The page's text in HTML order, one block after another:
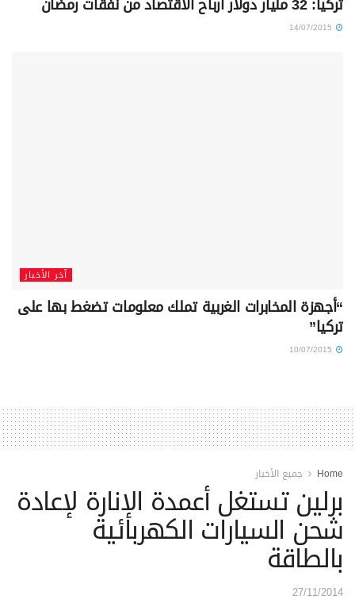
آخر الأخبار
“أجهزة المخابرات الغربية تملك معلومات تضغط بها على
تركيا”
Home جميع الأخبار
برلين تستغل أعمدة الإنارة لإعادة
شحن السيارات الكهربائية
بالطاقة
27/11/2014